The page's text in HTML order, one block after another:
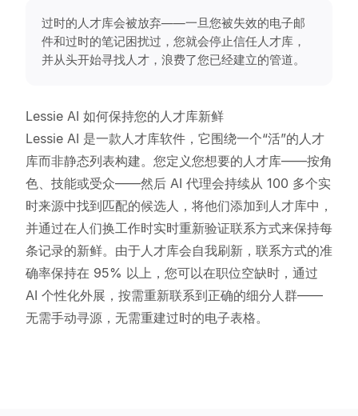
过时的人才库会被放弃——一旦您被失效的电子邮
件和过时的笔记困扰过，您就会停止信任人才库，
并从头开始寻找人才，浪费了您已经建立的管道。
Lessie AI 如何保持您的人才库新鲜
Lessie AI 是一款人才库软件，它围绕一个“活”的人才
库而非静态列表构建。您定义您想要的人才库——按角
色、技能或受众——然后 AI 代理会持续从 100 多个实
时来源中找到匹配的候选人，将他们添加到人才库中，
并通过在人们换工作时实时重新验证联系方式来保持每
条记录的新鲜。由于人才库会自我刷新，联系方式的准
确率保持在 95% 以上，您可以在职位空缺时，通过
AI 个性化外展，按需重新联系到正确的细分人群——
无需手动寻源，无需重建过时的电子表格。